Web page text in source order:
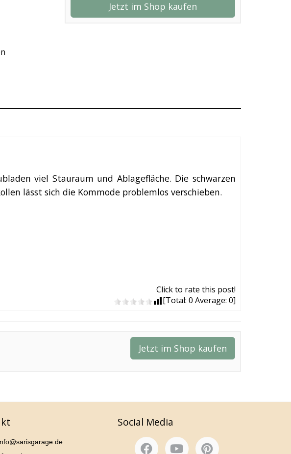
Jetzt im Shop kaufen
viel Stauraum und Ablagefläche. Die schwarzen
lässt sich die Kommode problemlos verschieben.
Click to rate this post!
[Total: 0 Average: 0]
Jetzt im Shop kaufen
Social Media